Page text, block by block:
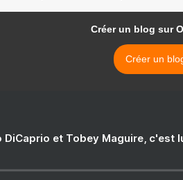
Créer un blog sur
Créer un
DiCaprio et Tobey Maguire, c'est